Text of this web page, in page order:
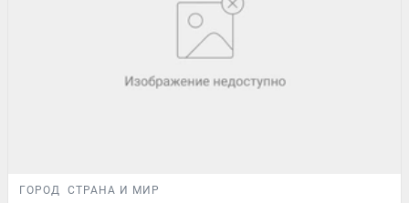
ГОРОД СТРАНА И МИР